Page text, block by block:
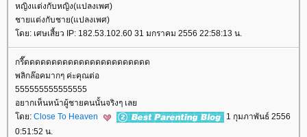
หญิงแต่งกับหญิง(แปลงเพศ)
ชายแต่งกับชาย(แปลงเพศ)
ดย: เศษเสี้ยว IP: 182.53.102.60 31 มกราคม 2556 22:58:13 น.
กรี๊ดดดดดดดดดดดดดดดดดดดดดดด
พลิกล๊อคมากๆ ค่ะคุณต่อ
555555555555555
อยากเห็นหน้าผู้ชายคนนั้นจริงๆ เล
ดย: Close To Heaven
1 กุมภาพันธ์ 2556
0:51:52 น.